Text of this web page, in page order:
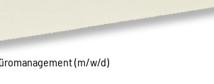
(m/w/d)
(m/w/d)